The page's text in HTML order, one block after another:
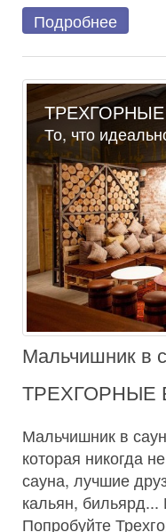
Подробнее
То, что
Мальчишник в
ТРЕХГОРНЫЕ
Мальчишник в
которая никогда
сауна, лучшие
кальян, бильярд...
Попробуйте